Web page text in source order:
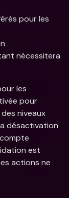
pour les
nécessitera
les
pour
niveaux
désactivation
est
actions ne